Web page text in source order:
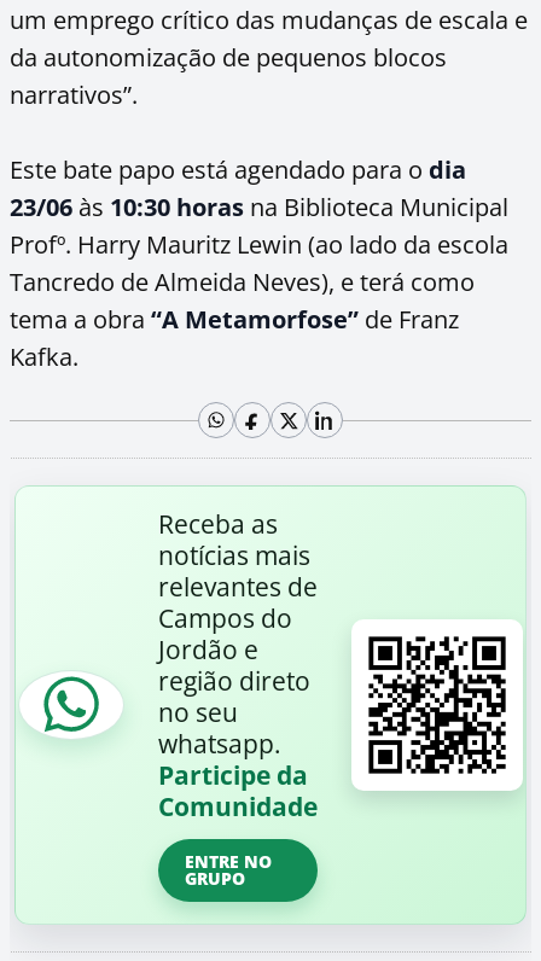
um emprego crítico das mudanças de escala e
da autonomização de pequenos blocos
narrativos”.
Este bate papo está agendado para o dia
23/06 às 10:30 horas na Biblioteca Municipal
Profº. Harry Mauritz Lewin (ao lado da escola
Tancredo de Almeida Neves), e terá como
tema a obra “A Metamorfose” de Franz
Kafka.
Receba as
notícias mais
relevantes de
Campos do
Jordão e
região direto
no seu
whatsapp.
Participe da
Comunidade
ENTRE NO
GRUPO